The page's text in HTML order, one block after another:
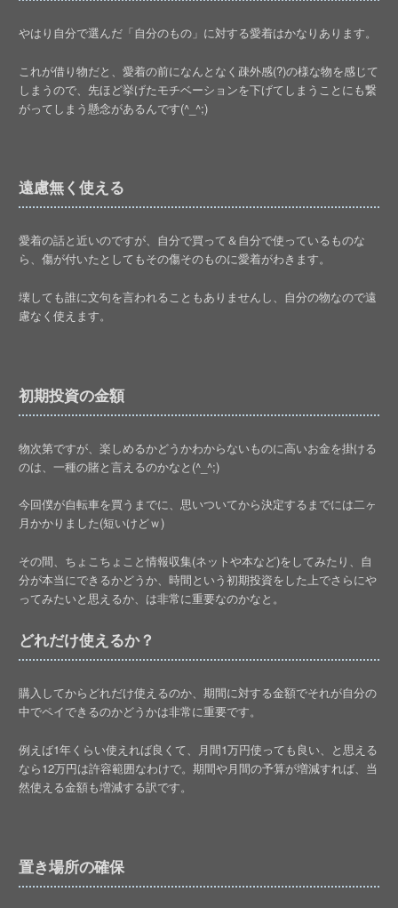
やはり自分で選んだ「自分のもの」に対する愛着はかなりあります。
これが借り物だと、愛着の前になんとなく疎外感(?)の様な物を感じて
しまうので、先ほど挙げたモチベーションを下げてしまうことにも繋
がってしまう懸念があるんです(^_^;)
遠慮無く使える
愛着の話と近いのですが、自分で買って＆自分で使っているものな
ら、傷が付いたとしてもその傷そのものに愛着がわきます。
壊しても誰に文句を言われることもありませんし、自分の物なので遠
慮なく使えます。
初期投資の金額
物次第ですが、楽しめるかどうかわからないものに高いお金を掛ける
のは、一種の賭と言えるのかなと(^_^;)
今回僕が自転車を買うまでに、思いついてから決定するまでには二ヶ
月かかりました(短いけどｗ)
その間、ちょこちょこと情報収集(ネットや本など)をしてみたり、自
分が本当にできるかどうか、時間という初期投資をした上でさらにや
ってみたいと思えるか、は非常に重要なのかなと。
どれだけ使えるか？
購入してからどれだけ使えるのか、期間に対する金額でそれが自分の
中でペイできるのかどうかは非常に重要です。
例えば1年くらい使えれば良くて、月間1万円使っても良い、と思える
なら12万円は許容範囲なわけで。期間や月間の予算が増減すれば、当
然使える金額も増減する訳です。
置き場所の確保